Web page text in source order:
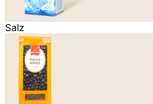
Salz